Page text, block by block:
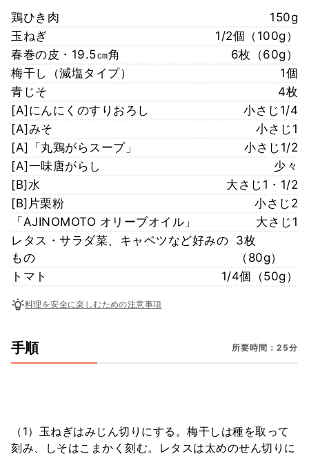
鶏ひき肉
150g
玉ねぎ
1/2個（100g）
春巻の皮・19.5㎝角
6枚（60g）
梅干し（減塩タイプ）
1個
青じそ
4枚
[A]にんにくのすりおろし
小さじ1/4
[A]みそ
小さじ1
[A]「丸鶏がらスープ」
小さじ1/2
[A]一味唐がらし
少々
[B]水
大さじ1・1/2
[B]片栗粉
小さじ2
「AJINOMOTO オリーブオイル」
大さじ1
レタス・サラダ菜、キャベツなど好みの
もの
3枚
（80g）
トマト
1/4個（50g）
料理を安全に楽しむための注意事項
手順 所要時間：25分
（1）玉ねぎはみじん切りにする。梅干しは種を取って
刻み、しそはこまかく刻む。レタスは太めのせん切りに